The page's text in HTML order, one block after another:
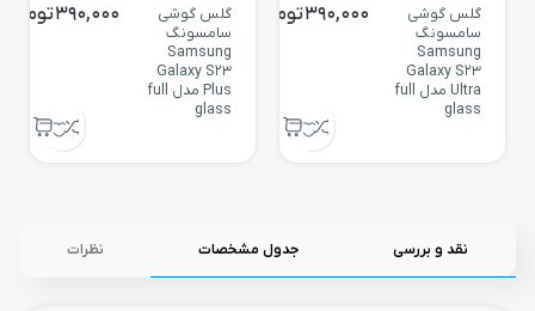
گلس گوشی
سامسونگ
Samsung
Galaxy S23
Ultra مدل full
glass
390,000تومان
گلس گوشی
سامسونگ
Samsung
Galaxy S23
Plus مدل full
glass
390,000تومان
نقد و بررسی جدول مشخصات نظرات